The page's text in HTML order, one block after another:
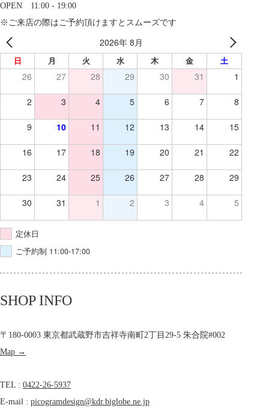
OPEN 11:00 - 19:00
※ご来店の際はご予約頂けますとスムーズです
2026年 8月
日 月 火 水 木 金 土
26 27 28 29 30 31 1
2 3 4 5 6 7 8
9 10 11 12 13 14 15
16 17 18 19 20 21 22
23 24 25 26 27 28 29
30 31 1 2 3 4 5
定休日
ご予約制 11:00-17:00
SHOP INFO
〒180-0003 東京都武蔵野市吉祥寺南町2丁目29-5 朱合院#002
Map →
TEL : 0422-26-5937
E-mail : picogramdesign@kdr.biglobe.ne.jp